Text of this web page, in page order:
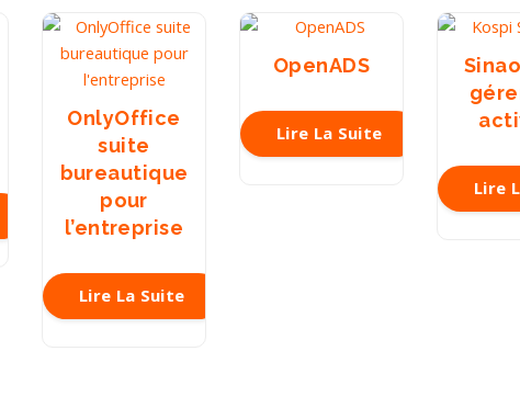
OnlyOffice
suite
bureautique
pour
l’entreprise
Lire La Suite
OpenADS
Lire La Suite
Lire